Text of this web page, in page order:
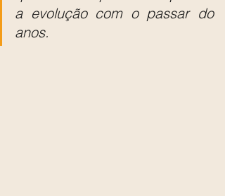
a evolução com o passar do
anos.